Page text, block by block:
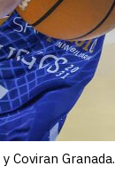
Coviran Granada.